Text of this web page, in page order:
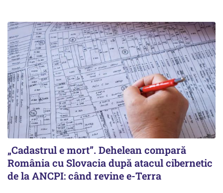
„Cadastrul e mort”. Dehelean compară
România cu Slovacia după atacul cibernetic
de la ANCPI: când revine e-Terra